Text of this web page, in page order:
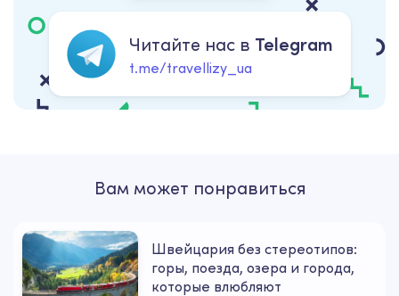
Читайте нас в Telegram
t.me/travellizy_ua
Вам может понравиться
Швейцария без стереотипов:
горы, поезда, озера и города,
которые влюбляют